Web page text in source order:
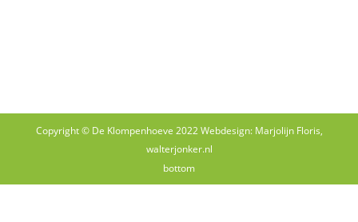
Copyright © De Klompenhoeve 2022 Webdesign: Marjolijn Floris,
walterjonker.nl
bottom